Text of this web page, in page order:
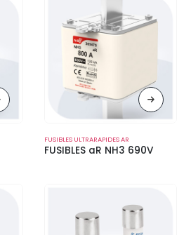
FUSIBLES ULTRARAPIDES AR
FUSIBLES aR NH3 690V